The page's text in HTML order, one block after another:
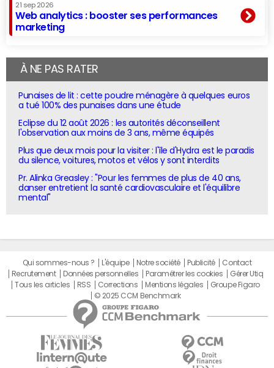
21 sep 2026
Web analytics : booster ses performances
marketing
À NE PAS RATER
Punaises de lit : cette poudre ménagère à quelques euros
a tué 100% des punaises dans une étude
Eclipse du 12 août 2026 : les autorités déconseillent
l'observation aux moins de 3 ans, même équipés
Plus que deux mois pour la visiter : l'île d'Hydra est le paradis
du silence, voitures, motos et vélos y sont interdits
Pr. Alinka Greasley : "Pour les femmes de plus de 40 ans,
danser entretient la santé cardiovasculaire et l'équilibre
mental"
Qui sommes-nous ? L'équipe Notre société Publicité
Contact
Recrutement
Données personnelles Paramétrer les cookies
Gérer Utiq
Tous les articles
RSS Corrections Mentions légales
Groupe Figaro
© 2025 CCM Benchmark